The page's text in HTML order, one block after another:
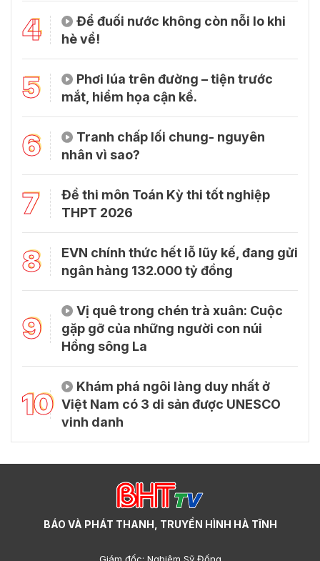
4
Để đuối nước không còn nỗi lo khi
hè về!
5
Phơi lúa trên đường – tiện trước
mắt, hiểm họa cận kề.
6
Tranh chấp lối chung- nguyên
nhân vì sao?
7
Đề thi môn Toán Kỳ thi tốt nghiệp
THPT 2026
8
EVN chính thức hết lỗ lũy kế, đang gửi
ngân hàng 132.000 tỷ đồng
9
Vị quê trong chén trà xuân: Cuộc
gặp gỡ của những người con núi
Hồng sông La
10
Khám phá ngôi làng duy nhất ở
Việt Nam có 3 di sản được UNESCO
vinh danh
BÁO VÀ PHÁT THANH, TRUYỀN HÌNH HÀ TĨNH